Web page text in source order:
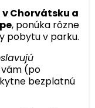
Chorvátsku a
, ponúka rôzne
pobytu v parku.
(po
bezplatnú